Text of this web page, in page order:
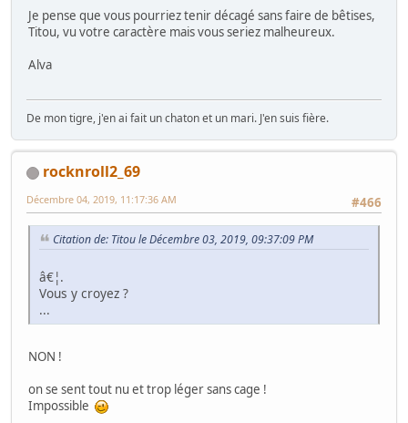
Je pense que vous pourriez tenir décagé sans faire de bêtises,
Titou, vu votre caractère mais vous seriez malheureux.
Alva
De mon tigre, j'en ai fait un chaton et un mari. J'en suis fière.
rocknroll2_69
#466
Décembre 04, 2019, 11:17:36 AM
Citation de: Titou le Décembre 03, 2019, 09:37:09 PM
â€¦.
Vous y croyez ?
...
NON !
on se sent tout nu et trop léger sans cage !
Impossible